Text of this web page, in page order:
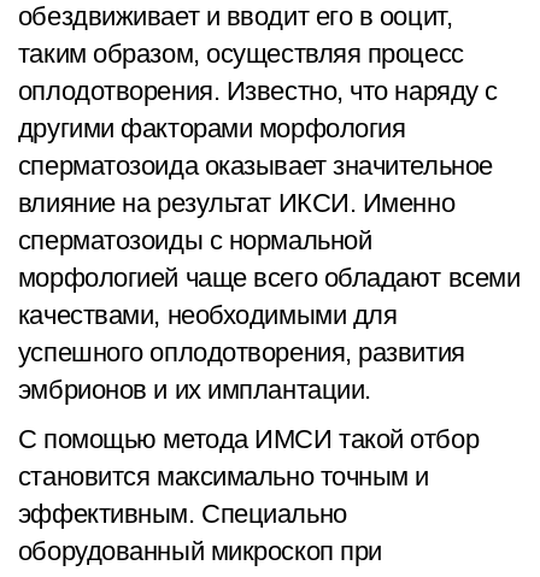
обездвиживает и вводит его в ооцит,
таким образом, осуществляя процесс
оплодотворения. Известно, что наряду с
другими факторами морфология
сперматозоида оказывает значительное
влияние на результат ИКСИ. Именно
сперматозоиды с нормальной
морфологией чаще всего обладают всеми
качествами, необходимыми для
успешного оплодотворения, развития
эмбрионов и их имплантации.
С помощью метода ИМСИ такой отбор
становится максимально точным и
эффективным. Специально
оборудованный микроскоп при